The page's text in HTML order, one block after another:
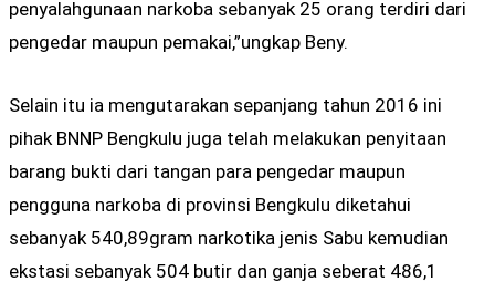
penyalahgunaan narkoba sebanyak 25 orang terdiri dari
pengedar maupun pemakai,”ungkap Beny.
Selain itu ia mengutarakan sepanjang tahun 2016 ini
pihak BNNP Bengkulu juga telah melakukan penyitaan
barang bukti dari tangan para pengedar maupun
pengguna narkoba di provinsi Bengkulu diketahui
sebanyak 540,89gram narkotika jenis Sabu kemudian
ekstasi sebanyak 504 butir dan ganja seberat 486,1